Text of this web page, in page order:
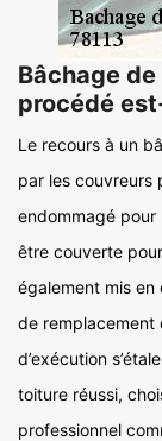
Bâchage
procédé
Le recours à un
par les couvreurs
endommagé pour
être couverte
également mis
de remplacement
d’exécution
toiture réussi,
professionnel